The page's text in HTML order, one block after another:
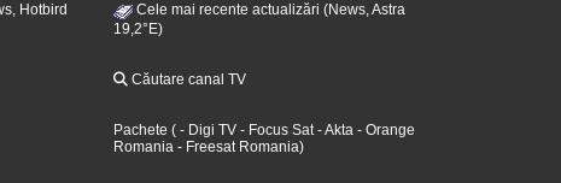
Hotbird
Cele mai recente actualizări (News, Astra
19,2°E)
Căutare canal TV
Pachete (- Digi TV - Focus Sat- Akta - Orange
Romania - Freesat Romania)